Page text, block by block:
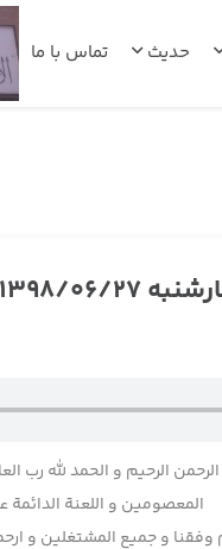
حدیث تماس با ما
الرحیم و الحمد لله رب
المعصومین و اللعنة
وفقنا و جمیع المشتغلین و